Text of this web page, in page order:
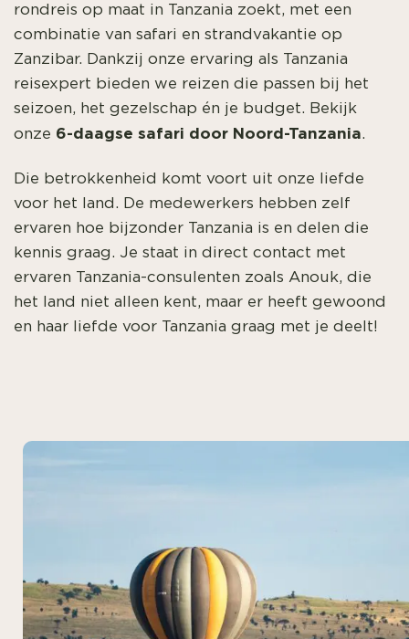
rondreis op maat in Tanzania zoekt, met een
combinatie van safari en strandvakantie op
Zanzibar. Dankzij onze ervaring als Tanzania
reisexpert bieden we reizen die passen bij het
seizoen, het gezelschap én je budget. Bekijk
onze 6-daagse safari door Noord-Tanzania.
Die betrokkenheid komt voort uit onze liefde
voor het land. De medewerkers hebben zelf
ervaren hoe bijzonder Tanzania is en delen die
kennis graag. Je staat in direct contact met
ervaren Tanzania-consulenten zoals Anouk, die
het land niet alleen kent, maar er heeft gewoond
en haar liefde voor Tanzania graag met je deelt!